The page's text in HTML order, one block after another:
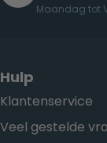
Maandag tot
Hulp
Klantenservice
Veel gestelde